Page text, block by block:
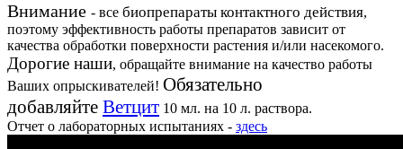
Внимание - все биопрепараты контактного действия,
поэтому эффективность работы препаратов зависит от
качества обработки поверхности растения и/или насекомого.
Дорогие наши, обращайте внимание на качество работы
Ваших опрыскивателей! Обязательно
добавляйте Ветцит 10 мл. на 10 л. раствора.
Отчет о лабораторных испытаниях - здесь